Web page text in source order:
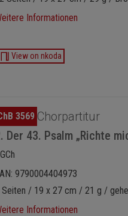
Informationen
View on nkoda
3569 Chorpartitur
Der 43. Psalm „Richte
9790004404973
Seiten / 19 x 27 cm / 21 g /
Informationen